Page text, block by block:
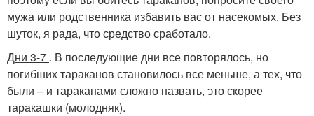
мужа или родственника избавить вас от насекомых. Без
шуток, я рада, что средство сработало.
Дни 3-7 . В последующие дни все повторялось, но
погибших тараканов становилось все меньше, а тех, что
были – и тараканами сложно назвать, это скорее
таракашки (молодняк).